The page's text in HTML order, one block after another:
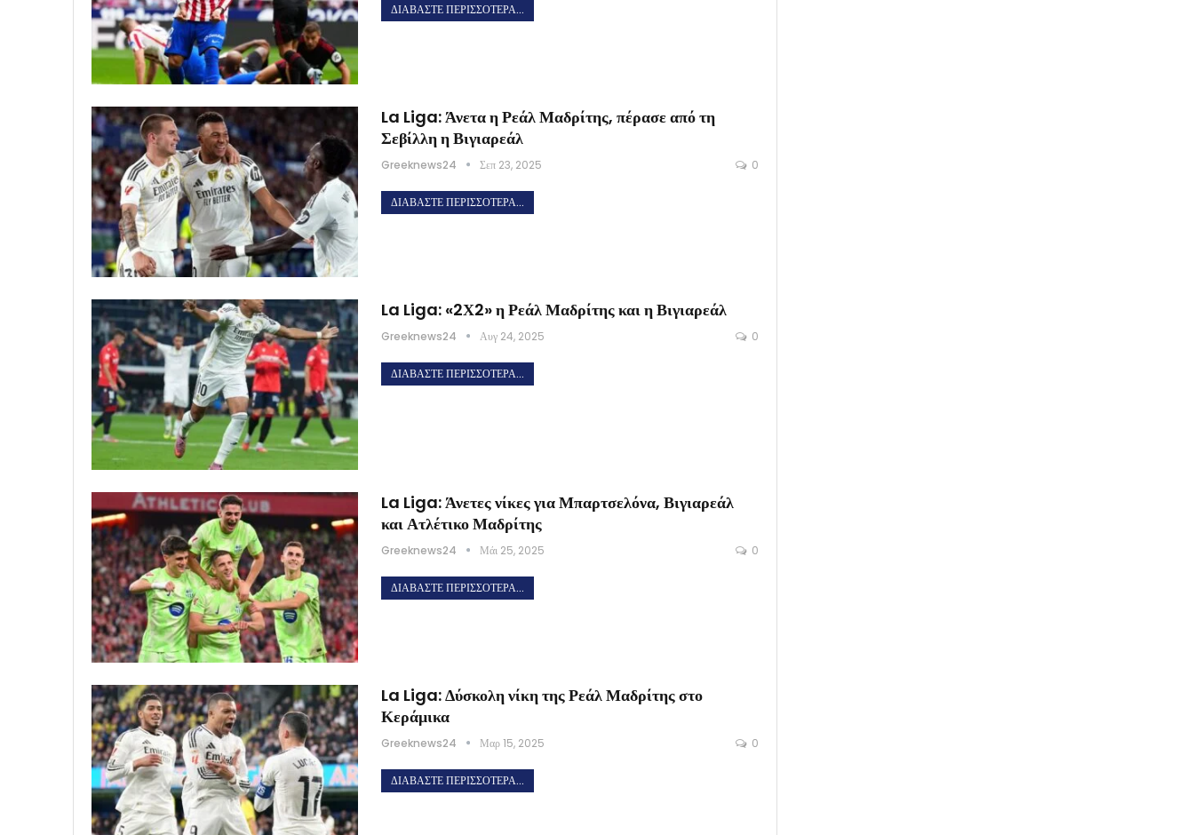
ΔΙΑΒΆΣΤΕ ΠΕΡΙΣΣΌΤΕΡΑ...
La Liga: Άνετα η Ρεάλ Μαδρίτης, πέρασε από τη
Σεβίλλη η Βιγιαρεάλ
Greeknews24 Σεπ 23, 2025 0
ΔΙΑΒΆΣΤΕ ΠΕΡΙΣΣΌΤΕΡΑ...
La Liga: «2Χ2» η Ρεάλ Μαδρίτης και η Βιγιαρεάλ
Greeknews24 Αυγ 24, 2025 0
ΔΙΑΒΆΣΤΕ ΠΕΡΙΣΣΌΤΕΡΑ...
La Liga: Άνετες νίκες για Μπαρτσελόνα, Βιγιαρεάλ
και Ατλέτικο Μαδρίτης
Greeknews24 Μάι 25, 2025 0
ΔΙΑΒΆΣΤΕ ΠΕΡΙΣΣΌΤΕΡΑ...
La Liga: Δύσκολη νίκη της Ρεάλ Μαδρίτης στο
Κεράμικα
Greeknews24 Μαρ 15, 2025 0
ΔΙΑΒΆΣΤΕ ΠΕΡΙΣΣΌΤΕΡΑ...